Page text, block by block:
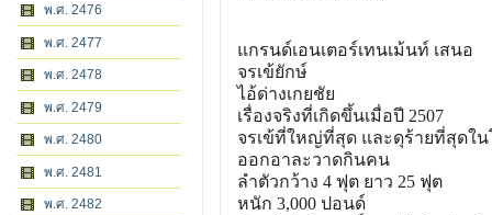
พ.ศ. 2476
พ.ศ. 2477
พ.ศ. 2478
พ.ศ. 2479
พ.ศ. 2480
พ.ศ. 2481
พ.ศ. 2482
แกรนด์เอนเตอร์เทนเม้นท์ เสนอ
จรเข้ยักษ์
ไอ้ด่างเกยชัย
เรื่องจริงที่เกิดขึ้นเมื่อปี 2507
จรเข้ที่ใหญ่ที่สุด และดุร้ายที่สุดใ
ออกอาละวาดกินคน
ลำตัวกว้าง 4 ฟุต ยาว 25 ฟุต
หนัก 3,000 ปอนด์